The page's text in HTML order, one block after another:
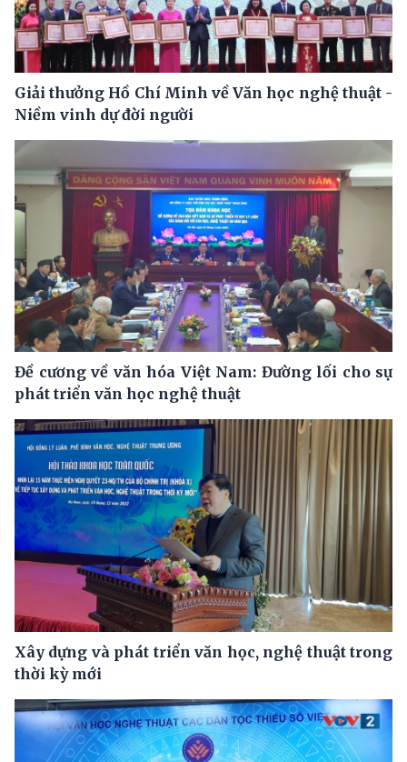
Giải thưởng Hồ Chí Minh về Văn học nghệ thuật -
Niềm vinh dự đời người
Đề cương về văn hóa Việt Nam: Đường lối cho sự
phát triển văn học nghệ thuật
Xây dựng và phát triển văn học, nghệ thuật trong
thời kỳ mới